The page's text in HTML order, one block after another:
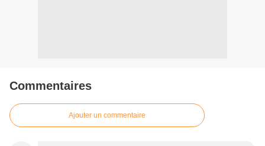
Commentaires
Ajouter un commentaire